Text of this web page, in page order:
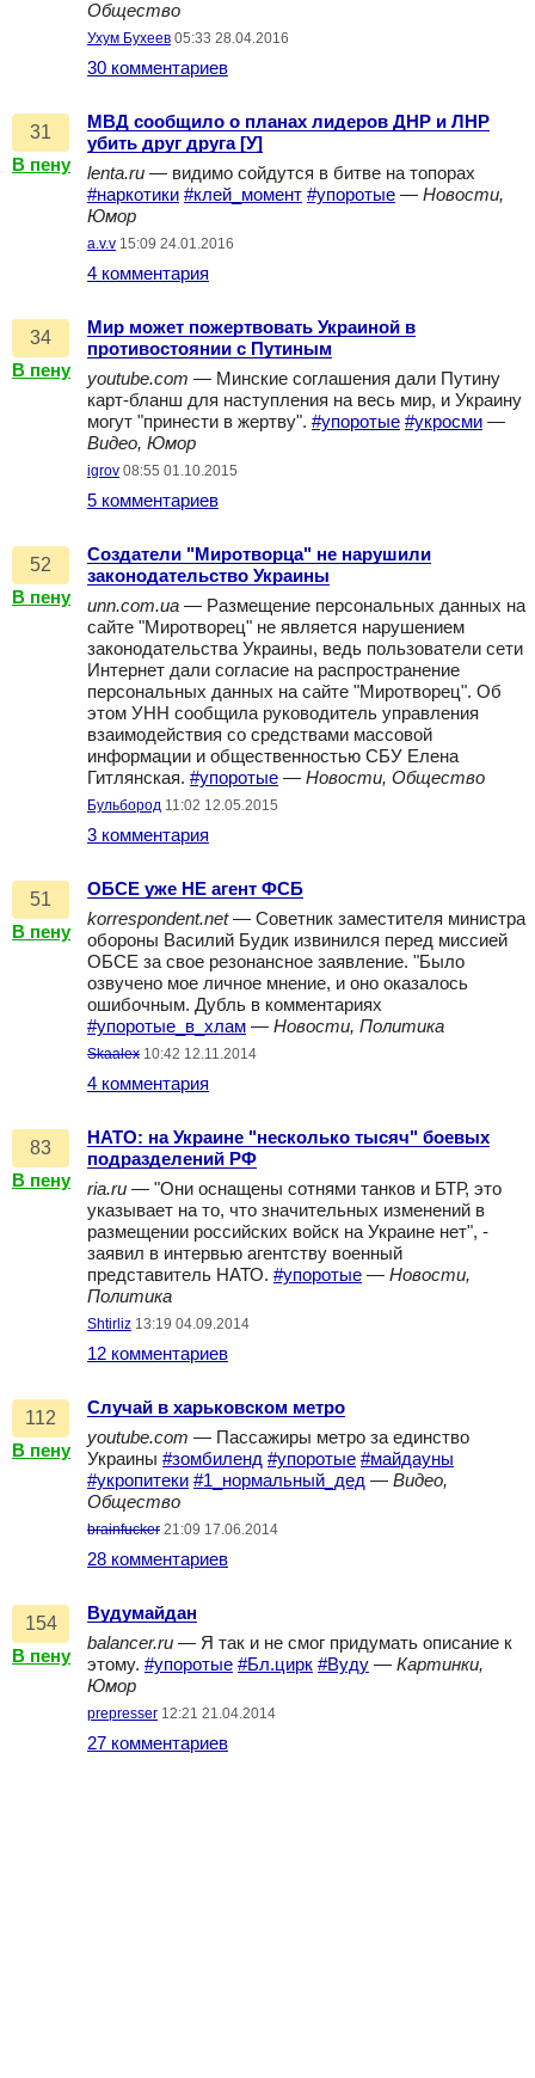
Общество
Ухум Бухеев 05:33 28.04.2016
30 комментариев
31
В пену
МВД сообщило о планах лидеров ДНР и ЛНР
убить друг друга [У]
lenta.ru — видимо сойдутся в битве на топорах
#наркотики #клей_момент #упоротые — Новости,
Юмор
a.v.v 15:09 24.01.2016
4 комментария
34
В пену
Мир может пожертвовать Украиной в
противостоянии с Путиным
youtube.com — Минские соглашения дали Путину
карт-бланш для наступления на весь мир, и Украину
могут "принести в жертву". #упоротые #укросми —
Видео, Юмор
igrov 08:55 01.10.2015
5 комментариев
52
В пену
Создатели "Миротворца" не нарушили
законодательство Украины
unn.com.ua — Размещение персональных данных на
сайте "Миротворец" не является нарушением
законодательства Украины, ведь пользователи сети
Интернет дали согласие на распространение
персональных данных на сайте "Миротворец". Об
этом УНН сообщила руководитель управления
взаимодействия со средствами массовой
информации и общественностью СБУ Елена
Гитлянская. #упоротые — Новости, Общество
Бульбород 11:02 12.05.2015
3 комментария
51
В пену
ОБСЕ уже НЕ агент ФСБ
korrespondent.net— Советник заместителя министра
обороны Василий Будик извинился перед миссией
ОБСЕ за свое резонансное заявление. "Было
озвучено мое личное мнение, и оно оказалось
ошибочным. Дубль в комментариях
#упоротые_в_хлам — Новости, Политика
Skaalex 10:42 12.11.2014
4 комментария
83
В пену
НАТО: на Украине "несколько тысяч" боевых
подразделений РФ
ria.ru — "Они оснащены сотнями танков и БТР, это
указывает на то, что значительных изменений в
размещении российских войск на Украине нет", -
заявил в интервью агентству военный
представитель НАТО. #упоротые — Новости,
Политика
Shtirliz 13:19 04.09.2014
12 комментариев
112
В пену
Случай в харьковском метро
youtube.com — Пассажиры метро за единство
Украины #зомбиленд #упоротые #майдауны
#укропитеки #1_нормальный_дед — Видео,
Общество
brainfucker 21:09 17.06.2014
28 комментариев
154
В пену
Вудумайдан
balancer.ru — Я так и не смог придумать описание к
этому. #упоротые #Бл.цирк #Вуду — Картинки,
Юмор
prepresser 12:21 21.04.2014
27 комментариев